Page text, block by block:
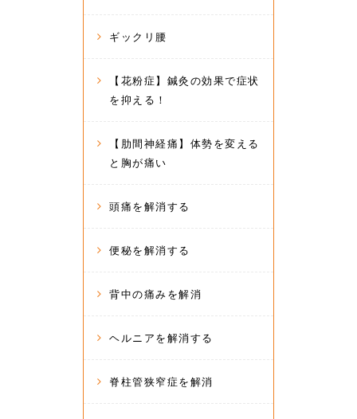
ギックリ腰
【花粉症】鍼灸の効果で症状
を抑える！
【肋間神経痛】体勢を変える
と胸が痛い
頭痛を解消する
便秘を解消する
背中の痛みを解消
ヘルニアを解消する
脊柱管狭窄症を解消